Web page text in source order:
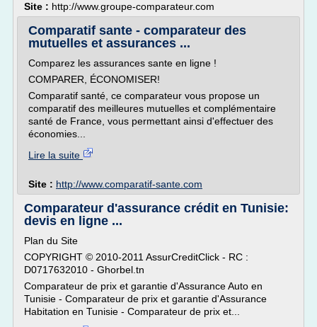
Site : http://www.groupe-comparateur.com
Comparatif sante - comparateur des
mutuelles et assurances ...
Comparez les assurances sante en ligne !
COMPARER, ÉCONOMISER!
Comparatif santé, ce comparateur vous propose un
comparatif des meilleures mutuelles et complémentaire
santé de France, vous permettant ainsi d'effectuer des
économies...
Lire la suite
Site : http://www.comparatif-sante.com
Comparateur d'assurance crédit en Tunisie:
devis en ligne ...
Plan du Site
COPYRIGHT © 2010-2011 AssurCreditClick - RC :
D0717632010 - Ghorbel.tn
Comparateur de prix et garantie d'Assurance Auto en
Tunisie - Comparateur de prix et garantie d'Assurance
Habitation en Tunisie - Comparateur de prix et...